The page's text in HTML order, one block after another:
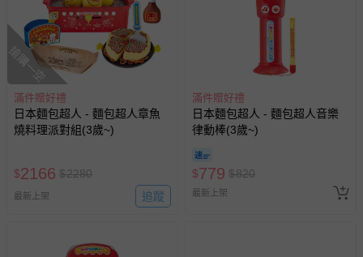
相關的退換貨辦理流程，可詳見： 退換貨 & 退款問題
其他常見問題：
運送服務：目前提供的運送僅限台灣本島。如您位於離島地
區，可能會無法配送，或須依據商品需加收離島運費。廠商
費用，可能會另需加收。
商品實際的配達日期，可於訂單個人資料內的查詢訂單內，
已出貨通知之訊息為主。
情形，您可申請更換新品或退貨，請見：
搶購一空
滿件贈好禮
日本麵包超人 - 麵包超人章魚
燒料理派對組(3歲~)
$2166 $2280
最新上架 追蹤
滿件贈好禮
日本麵包超人 - 麵包超人音樂
律動棒(3歲~)
$779 $820
最新上架